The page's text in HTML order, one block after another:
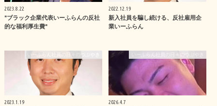
2023.8.22
"ブラック企業代表いーふらんの反社
的な福利厚生費"
2022.12.19
新入社員を騙し続ける、反社雇用企
業いーふらん
いーふらん社員の日々のつぶやき
2023.1.19 2026.4.7